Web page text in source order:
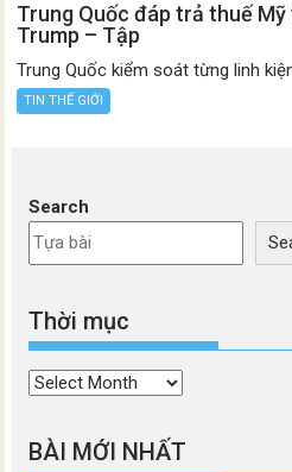
Trung Quốc đáp trả thuế
Trump – Tập
Trung Quốc kiểm soát từng linh
TIN THẾ GIỚI
Search
Thời mục
Thời
BÀI MỚI NHẤT